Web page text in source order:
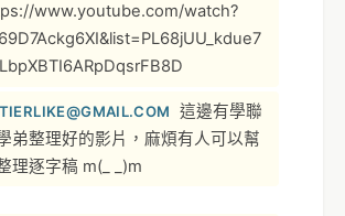
www.youtube.com/watch?
這邊有學聯
弟整理好的影片，麻煩有人可以幫
理逐字稿 m(_ _)m